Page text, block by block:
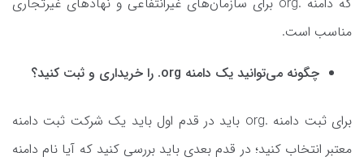
مناسب است.
چگونه می‌توانید یک دامنه org. را خریداری و ثبت کنید؟
برای ثبت دامنه .org باید در قدم اول باید یک شرکت ثبت دامنه
معتبر انتخاب کنید؛ در قدم بعدی باید بررسی کنید که آیا نام دامنه